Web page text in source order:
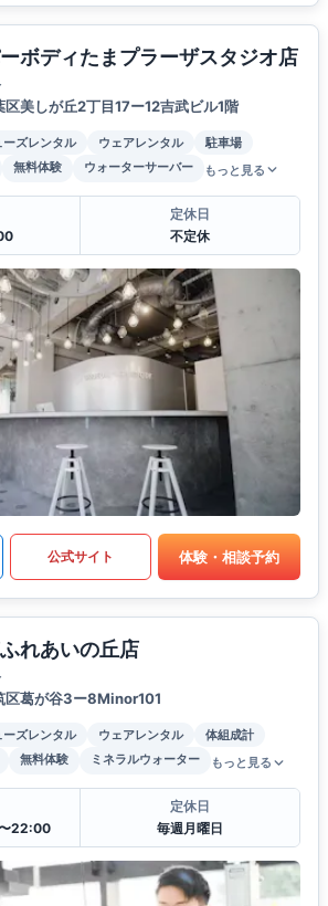
ボディたまプラーザスタジオ店
美しが丘2丁目17ー12吉武ビル1階
ーズレンタル ウェアレンタル
駐車場
無料体験 ウォーターサーバー もっと見る
定休日
不定休
公式サイト 体験・相談予約
れあいの丘店
区葛が谷3ー8Minor101
ーズレンタル ウェアレンタル
体組成計
無料体験 ミネラルウォーター もっと見る
22:00
定休日
毎週月曜日